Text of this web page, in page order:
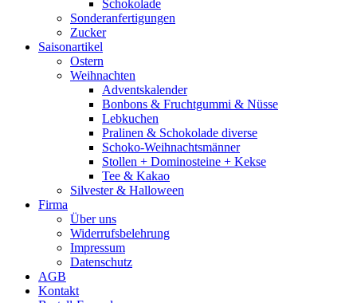
Schokolade
Sonderanfertigungen
Zucker
Saisonartikel
Ostern
Weihnachten
Adventskalender
Bonbons & Fruchtgummi & Nüsse
Lebkuchen
Pralinen & Schokolade diverse
Schoko-Weihnachtsmänner
Stollen + Dominosteine + Kekse
Tee & Kakao
Silvester & Halloween
Firma
Über uns
Widerrufsbelehrung
Impressum
Datenschutz
AGB
Kontakt